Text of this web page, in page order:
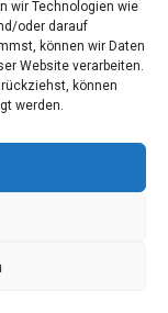
wir Technologien wie
oder darauf
können wir Daten
Website verarbeiten.
können
werden.